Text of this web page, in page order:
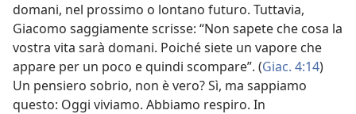
domani, nel prossimo o lontano futuro. Tuttavia,
Giacomo saggiamente scrisse: “Non sapete che cosa la
vostra vita sarà domani. Poiché siete un vapore che
appare per un poco e quindi scompare”. (Giac. 4:14)
Un pensiero sobrio, non è vero? Sì, ma sappiamo
questo: Oggi viviamo. Abbiamo respiro. In